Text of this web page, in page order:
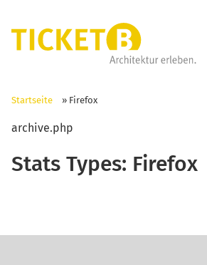
Startseite » Firefox
archive.php
Stats Types: Firefox